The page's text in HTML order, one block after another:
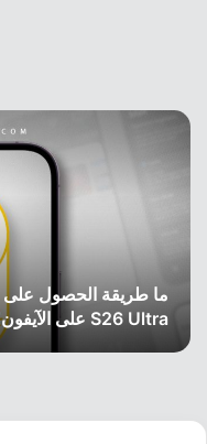
S26 Ultra على الآيفون؟